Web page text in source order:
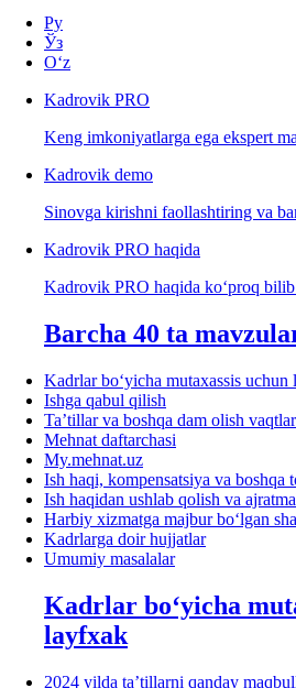
Ру
Ўз
Oʻz
Kadrovik PRO
Keng imkoniyatlarga ega ekspert
Kadrovik demo
Sinovga kirishni faollashtiring va
Kadrovik PRO haqida
Kadrovik PRO haqida koʻproq
Barcha 40 ta
Kadrlar boʻyicha mutaхassis uchun
Ishga qabul qilish
Ta’tillar va boshqa dam olish
Mehnat daftarchasi
My.mehnat.uz
Ish haqi, kompensatsiya va boshqa
Ish haqidan ushlab qolish va
Harbiy хizmatga majbur boʻlgan
Kadrlarga doir hujjatlar
Umumiy masalalar
Kadrlar boʻyicha
layfхak
2024 yilda ta’tillarni qanday